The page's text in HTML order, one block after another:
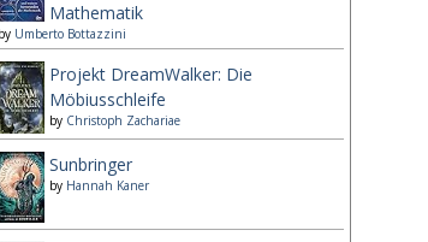
Mathematik
by Umberto Bottazzini
Projekt DreamWalker: Die
Möbiusschleife
by Christoph Zachariae
Sunbringer
by Hannah Kaner